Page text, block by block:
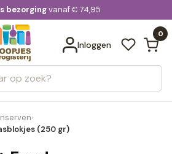
20:00 uur besteld
bezorgingvanaf € 74,95
Inloggen
0
Bekijk alle resultaten
›
(250 gr)